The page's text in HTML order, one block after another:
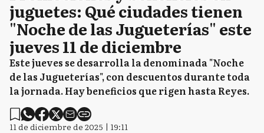
juguetes: Qué ciudades tienen
"Noche de las Jugueterías" este
jueves 11 de diciembre
Este jueves se desarrolla la denominada "Noche
de las Jugueterías", con descuentos durante toda
la jornada. Hay beneficios que rigen hasta Reyes.
11 de diciembre de 2025 | 19:11